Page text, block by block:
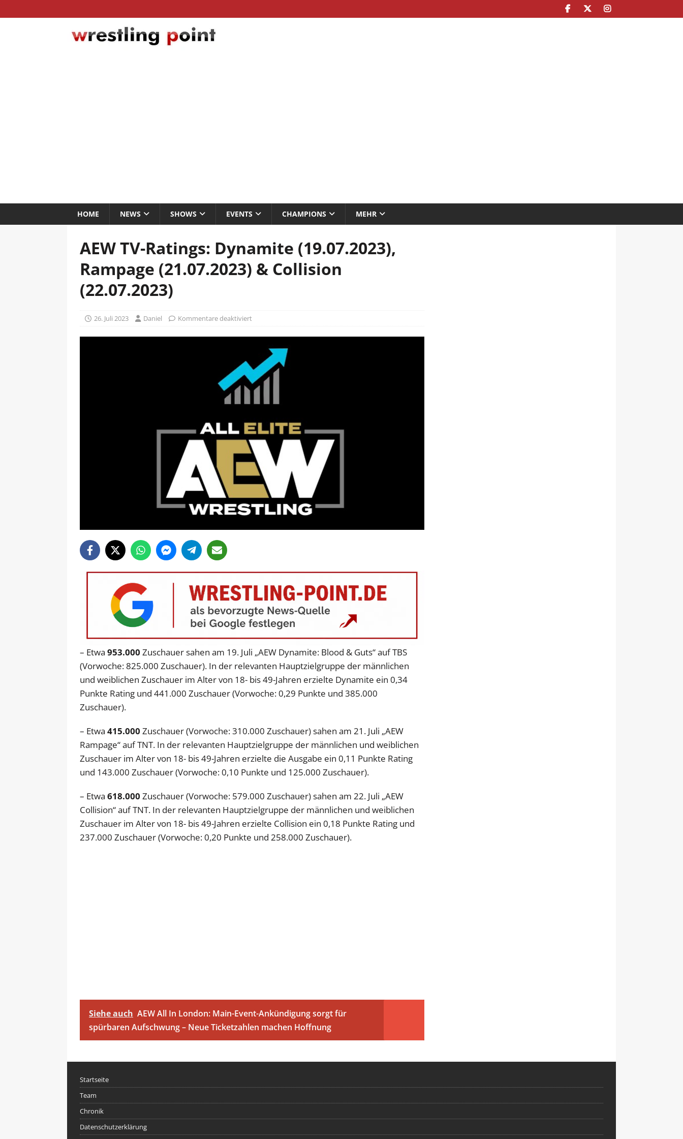
HOME NEWS SHOWS EVENTS CHAMPIONS MEHR
AEW TV-Ratings: Dynamite (19.07.2023),
Rampage (21.07.2023) & Collision
(22.07.2023)
26. Juli 2023 Daniel Kommentare deaktiviert
– Etwa 953.000 Zuschauer sahen am 19. Juli „AEW Dynamite: Blood & Guts“ auf TBS
(Vorwoche: 825.000 Zuschauer). In der relevanten Hauptzielgruppe der männlichen
und weiblichen Zuschauer im Alter von 18- bis 49-Jahren erzielte Dynamite ein 0,34
Punkte Rating und 441.000 Zuschauer (Vorwoche: 0,29 Punkte und 385.000
Zuschauer).
– Etwa 415.000 Zuschauer (Vorwoche: 310.000 Zuschauer) sahen am 21. Juli „AEW
Rampage“ auf TNT. In der relevanten Hauptzielgruppe der männlichen und weiblichen
Zuschauer im Alter von 18- bis 49-Jahren erzielte die Ausgabe ein 0,11 Punkte Rating
und 143.000 Zuschauer (Vorwoche: 0,10 Punkte und 125.000 Zuschauer).
– Etwa 618.000 Zuschauer (Vorwoche: 579.000 Zuschauer) sahen am 22. Juli „AEW
Collision“ auf TNT. In der relevanten Hauptzielgruppe der männlichen und weiblichen
Zuschauer im Alter von 18- bis 49-Jahren erzielte Collision ein 0,18 Punkte Rating und
237.000 Zuschauer (Vorwoche: 0,20 Punkte und 258.000 Zuschauer).
Siehe auch AEW All In London: Main-Event-Ankündigung sorgt für
spürbaren Aufschwung – Neue Ticketzahlen machen Hoffnung
Startseite
Team
Chronik
Datenschutzerklärung